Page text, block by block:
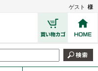
ゲスト 様